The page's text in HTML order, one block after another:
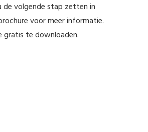
volgende stap zetten in
voor meer informatie.
gratis te downloaden.